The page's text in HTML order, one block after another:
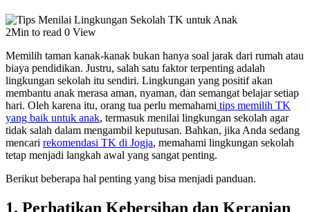
2Min to read 0 View
Memilih taman kanak-kanak bukan hanya soal jarak dari rumah atau
biaya pendidikan. Justru, salah satu faktor terpenting adalah
lingkungan sekolah itu sendiri. Lingkungan yang positif akan
membantu anak merasa aman, nyaman, dan semangat belajar setiap
hari. Oleh karena itu, orang tua perlu memahami tips memilih TK
yang baik untuk anak, termasuk menilai lingkungan sekolah agar
tidak salah dalam mengambil keputusan. Bahkan, jika Anda sedang
mencari rekomendasi TK di Jogja, memahami lingkungan sekolah
tetap menjadi langkah awal yang sangat penting.
Berikut beberapa hal penting yang bisa menjadi panduan.
1. Perhatikan Kebersihan dan Kerapian